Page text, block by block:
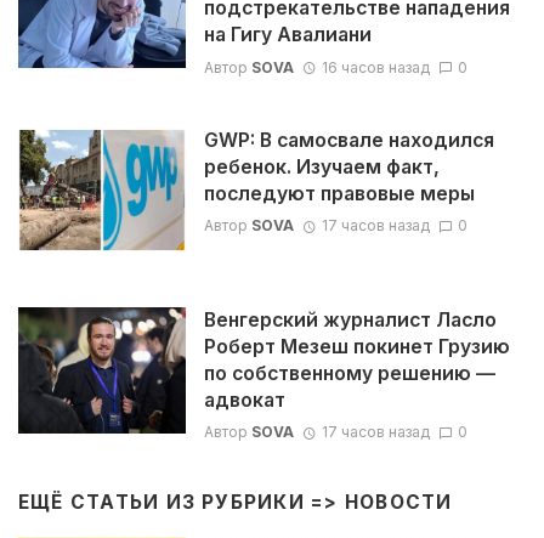
подстрекательстве нападения
на Гигу Авалиани
Автор SOVA 16 часов назад 0
GWP: В самосвале находился
ребенок. Изучаем факт,
последуют правовые меры
Автор SOVA 17 часов назад 0
Венгерский журналист Ласло
Роберт Мезеш покинет Грузию
по собственному решению —
адвокат
Автор SOVA 17 часов назад 0
ЕЩЁ СТАТЬИ ИЗ РУБРИКИ => НОВОСТИ